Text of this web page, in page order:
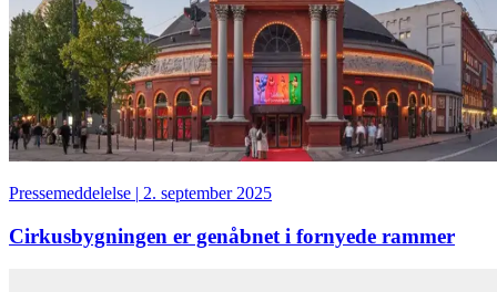
Pressemeddelelse | 2. september 2025
Cirkusbygningen er genåbnet i fornyede rammer